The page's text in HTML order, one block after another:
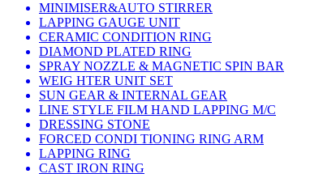
MINIMISER&AUTO STIRRER
LAPPING GAUGE UNIT
CERAMIC CONDITION RING
DIAMOND PLATED RING
SPRAY NOZZLE & MAGNETIC SPIN BAR
WEIG HTER UNIT SET
SUN GEAR & INTERNAL GEAR
LINE STYLE FILM HAND LAPPING M/C
DRESSING STONE
FORCED CONDI TIONING RING ARM
LAPPING RING
CAST IRON RING